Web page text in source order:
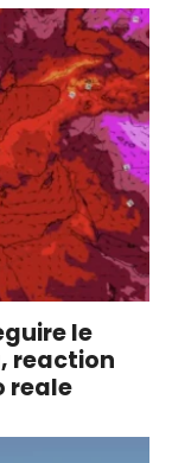
le
reaction
reale